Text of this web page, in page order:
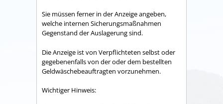
Sie müssen ferner in der Anzeige angeben,
welche internen Sicherungsmaßnahmen
Gegenstand der Auslagerung sind.
Die Anzeige ist von Verpflichteten selbst oder
gegebenenfalls von der oder dem bestellten
Geldwäschebeauftragten vorzunehmen.
Wichtiger Hinweis: